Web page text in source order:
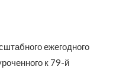
ежегодного
к 79-й